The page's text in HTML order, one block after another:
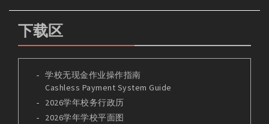
下载区
学校无现金作业操作指南
Cashless Payment System Guide
2026学年校务行政历
2026学年学校平面图